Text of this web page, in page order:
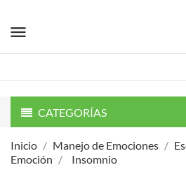
menu
CATEGORÍAS
Inicio Manejo de Emociones
Emoción
Insomnio